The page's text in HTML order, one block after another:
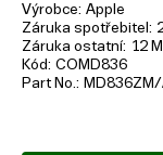
Výrobce Apple
Záruka spotřebitel
Záruka ostatní 12
Kód COMD836
Part No.